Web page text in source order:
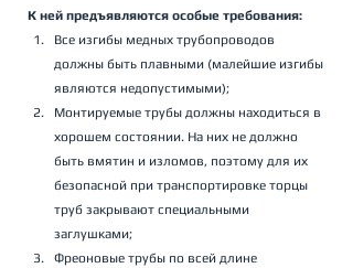
К ней предъявляются особые требования:
Все изгибы медных трубопроводов
должны быть плавными (малейшие изгибы
являются недопустимыми);
Монтируемые трубы должны находиться в
хорошем состоянии. На них не должно
быть вмятин и изломов, поэтому для их
безопасной при транспортировке торцы
труб закрывают специальными
заглушками;
Фреоновые трубы по всей длине